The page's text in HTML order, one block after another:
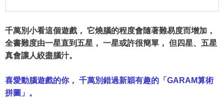
千萬別小看這個遊戲， 它燒腦的程度會隨著難易度而增加，
全書難度由一星直到五星， 一星或許很簡單， 但四星、五星
真會讓人絞盡腦汁。
喜愛動腦遊戲的你， 千萬別錯過新穎有趣的「GARAM算術
拼圖」。